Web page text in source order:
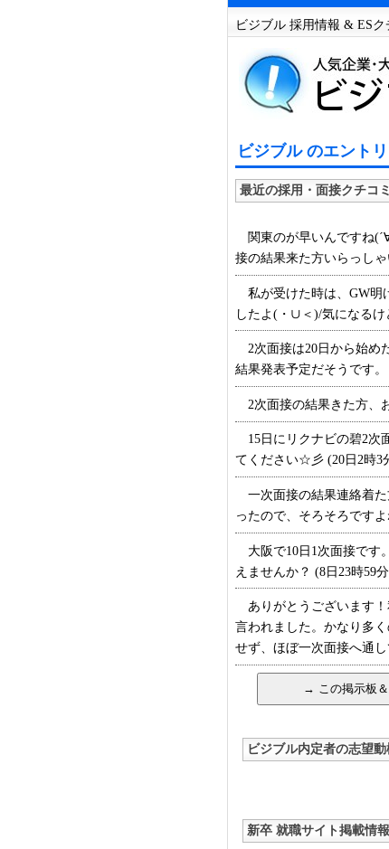
ビジブル 採用情報 & ES
ビジブル のエント
最近の採用・面接クチコ
関東のが早いんですね
接の結果来た方いらっし
私が受けた時は、GW明
したよ(・∪＜)/気になる
2次面接は20日から始め
結果発表予定だそうです。
2次面接の結果きた方、
15日にリクナビの碧2次
てください☆彡 (20日2時3
一次面接の結果連絡着た
ったので、そろそろです
大阪で10日1次面接です
えませんか？ (8日23時59
ありがとうございます！
言われました。かなり多
せず、ほぼ一次面接へ通
ビジブル内定者の志望
新卒 就職サイト掲載情報